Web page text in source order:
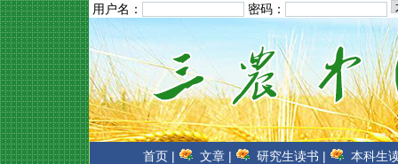
用户名： 密码：
首页 | 文章 | 研究生读书 | 本科生